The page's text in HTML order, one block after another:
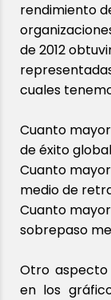
rendimiento
de 2012
cuales
Cuanto
de éxito
Cuanto
medio de
Cuanto
sobrepaso
Otro
en los